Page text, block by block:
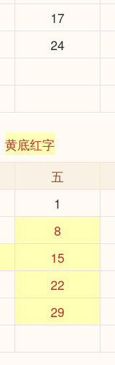
17
24
黄底红字
五
1
8
15
22
29